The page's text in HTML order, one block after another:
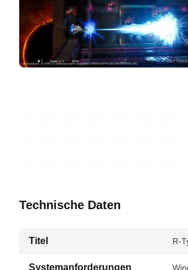
Technische Daten
Titel R-
Systemanforderungen